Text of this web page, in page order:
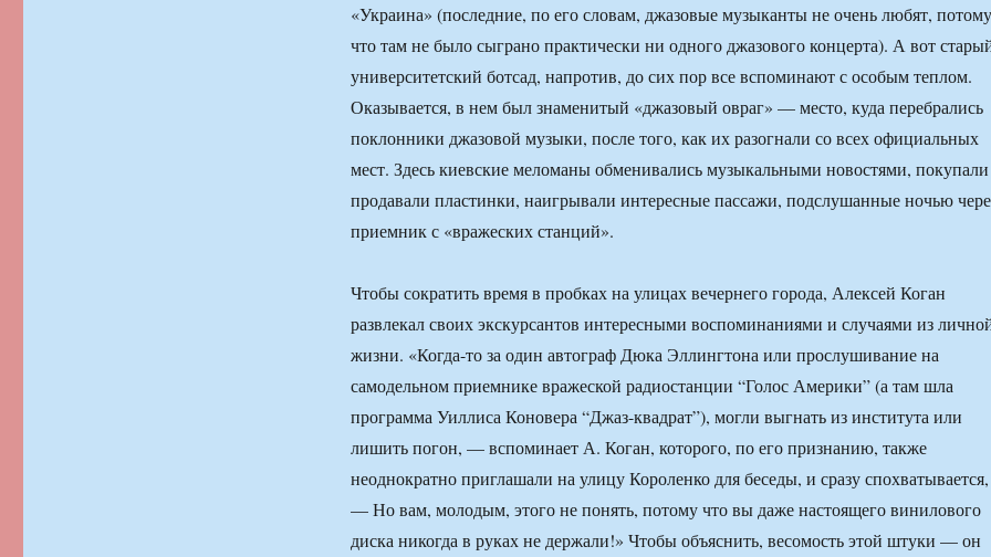
«Украина» (последние, по его словам, джазовые музыканты не очень любят, потому
что там не было сыграно практически ни одного джазового концерта). А вот
университетский ботсад, напротив, до сих пор все вспоминают с особым теплом.
Оказывается, в нем был знаменитый «джазовый овраг» — место, куда перебрались
поклонники джазовой музыки, после того, как их разогнали со всех официальных
мест. Здесь киевские меломаны обменивались музыкальными новостями,
продавали пластинки, наигрывали интересные пассажи, подслушанные ночью
приемник с «вражеских станций».
Чтобы сократить время в пробках на улицах вечернего города, Алексей Коган
развлекал своих экскурсантов интересными воспоминаниями и случаями из
жизни. «Когда-то за один автограф Дюка Эллингтона или прослушивание на
самодельном приемнике вражеской радиостанции “Голос Америки” (а там шла
программа Уиллиса Коновера “Джаз-квадрат”), могли выгнать из института или
лишить погон, — вспоминает А. Коган, которого, по его признанию, также
неоднократно приглашали на улицу Короленко для беседы, и сразу спохватывается,
— Но вам, молодым, этого не понять, потому что вы даже настоящего винилового
диска никогда в руках не держали!» Чтобы объяснить, весомость этой штуки — он